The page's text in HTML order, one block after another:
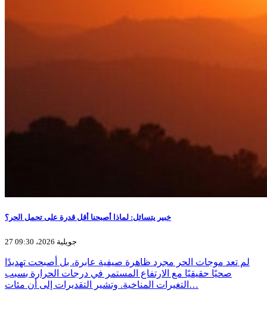
خبير يتسائل: لماذا أصبحنا أقل قدرة على تحمل الحر؟
27 جويلية 2026، 09:30
لم تعد موجات الحر مجرد ظاهرة صيفية عابرة، بل أصبحت تهديدًا
صحيًا حقيقيًا مع الارتفاع المستمر في درجات الحرارة بسبب
التغيرات المناخية. وتشير التقديرات إلى أن مئات…